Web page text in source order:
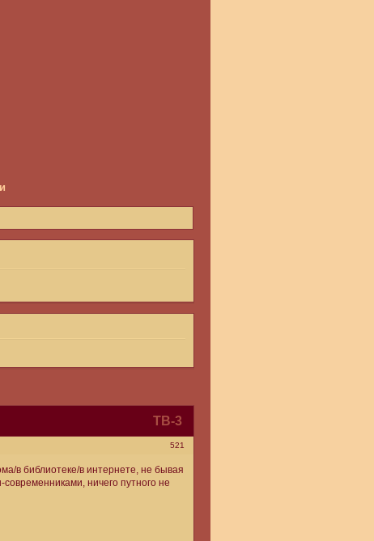
ТВ-3
521
в библиотеке/в интернете, не бывая
ничего путного не